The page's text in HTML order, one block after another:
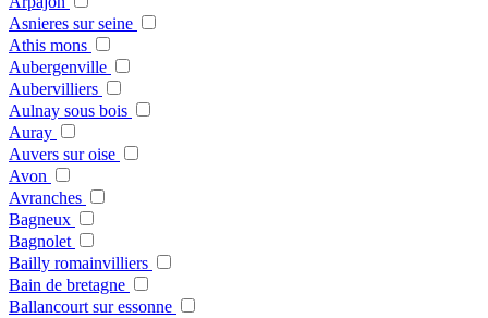
Asnieres sur seine
Athis mons
Aubergenville
Aubervilliers
Aulnay sous bois
Auray
Auvers sur oise
Avon
Avranches
Bagneux
Bagnolet
Bailly romainvilliers
Bain de bretagne
Ballancourt sur essonne